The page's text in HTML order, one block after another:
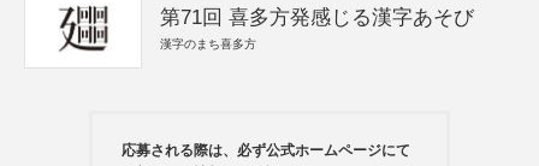
第71回 喜多方発感じる漢字あそび
漢字のまち喜多方
応募される際は、必ず公式ホームページにて